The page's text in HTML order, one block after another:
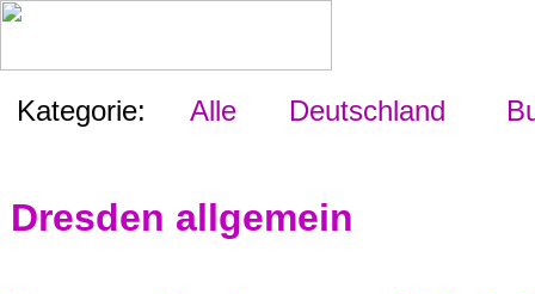
Kategorie: Alle Deutschland
Dresden allgemein